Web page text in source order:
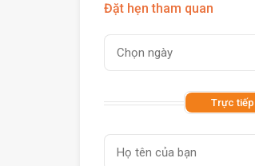
Đặt hẹn tham quan
Trực tiếp